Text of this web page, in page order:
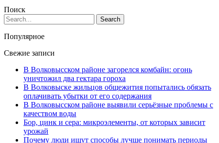
Поиск
Популярное
Свежие записи
В Волковысском районе загорелся комбайн: огонь
уничтожил два гектара гороха
В Волковыске жильцов общежития попытались обязать
оплачивать убытки от его содержания
В Волковысском районе выявили серьёзные проблемы с
качеством воды
Бор, цинк и сера: микроэлементы, от которых зависит
урожай
Почему люди ищут способы лучше понимать периоды